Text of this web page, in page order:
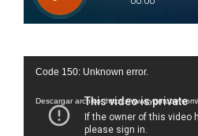
Reproductor
vídeo
Code 150: Unknown error.
Descargar archivo: https://